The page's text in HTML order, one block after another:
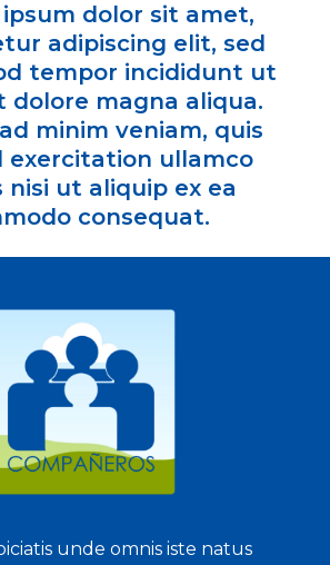
ipsum dolor sit amet,
adipiscing elit, sed
tempor incididunt ut
dolore magna aliqua.
minim veniam, quis
exercitation ullamco
nisi ut aliquip ex ea
consequat.
unde omnis iste natus